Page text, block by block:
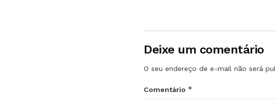
Deixe um comentário
O seu endereço de e-mail não será
Comentário *